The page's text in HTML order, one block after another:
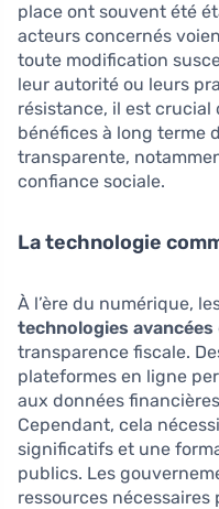
place ont souvent été
acteurs concernés
toute modification
leur autorité ou leurs
résistance, il est crucial
bénéfices à long terme
transparente,
confiance sociale.
La technologie
À l’ère du numérique,
technologies avancées
transparence fiscale.
plateformes en ligne
aux données
Cependant, cela
significatifs et une
publics. Les
ressources nécessaires